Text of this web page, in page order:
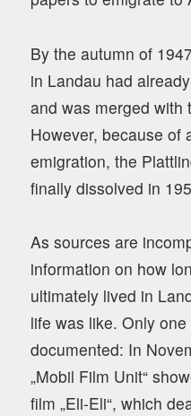
By the autumn of
in Landau had
and was merged with
However, because of
emigration, the
finally dissolved in
As sources are
information on how
ultimately lived in
life was like. Only
documented: In
„Mobil Film Unit“
film „Eli-Eli“, which